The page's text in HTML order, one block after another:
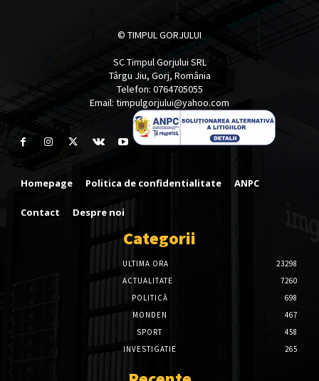
© TIMPUL GORJULUI
SC Timpul Gorjului SRL
Târgu Jiu, Gorj, România
Telefon: 0764705055
Email: timpulgorjului@yahoo.com
Homepage Politica de confidentialitate ANPC
Contact Despre noi
Categorii
ULTIMA ORA
23298
ACTUALITATE
7260
POLITICĂ
698
MONDEN
467
SPORT
458
INVESTIGATIE
265